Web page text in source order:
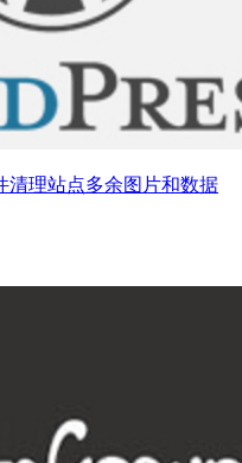
清理站点多余图片和数据